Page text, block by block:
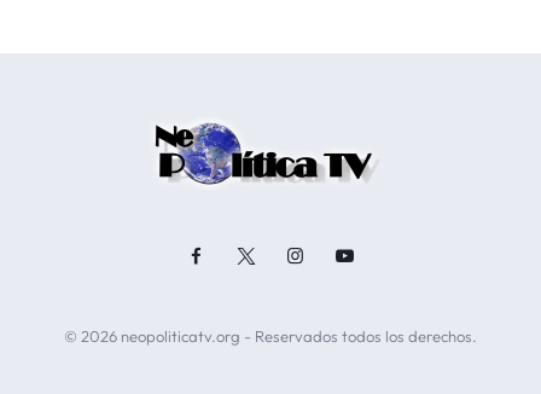
© 2026 neopoliticatv.org - Reservados todos los derechos.